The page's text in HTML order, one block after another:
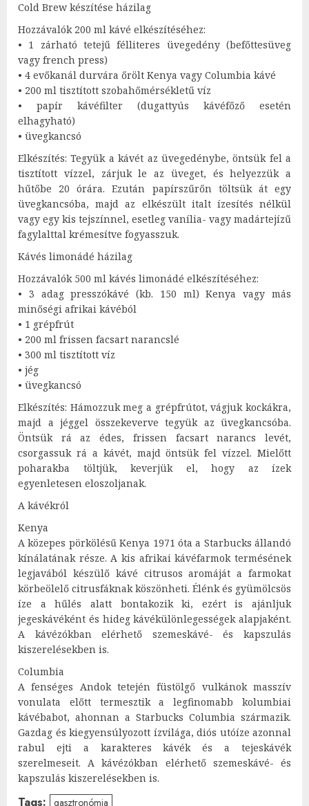
Cold Brew készítése házilag
Hozzávalók 200 ml kávé elkészítéséhez:
• 1 zárható tetejű félliteres üvegedény (befőttesüveg
vagy french press)
• 4 evőkanál durvára őrölt Kenya vagy Columbia kávé
• 200 ml tisztított szobahőmérsékletű víz
• papír kávéfilter (dugattyús kávéfőző esetén
elhagyható)
• üvegkancsó
Elkészítés: Tegyük a kávét az üvegedénybe, öntsük fel a
tisztított vízzel, zárjuk le az üveget, és helyezzük a
hűtőbe 20 órára. Ezután papírszűrőn töltsük át egy
üvegkancsóba, majd az elkészült italt ízesítés nélkül
vagy egy kis tejszínnel, esetleg vanília- vagy madártejízű
fagylalttal krémesítve fogyasszuk.
Kávés limonádé házilag
Hozzávalók 500 ml kávés limonádé elkészítéséhez:
• 3 adag presszókávé (kb. 150 ml) Kenya vagy más
minőségi afrikai kávéból
• 1 grépfrút
• 200 ml frissen facsart narancslé
• 300 ml tisztított víz
• jég
• üvegkancsó
Elkészítés: Hámozzuk meg a grépfrútot, vágjuk kockákra,
majd a jéggel összekeverve tegyük az üvegkancsóba.
Öntsük rá az édes, frissen facsart narancs levét,
csorgassuk rá a kávét, majd öntsük fel vízzel. Mielőtt
poharakba töltjük, keverjük el, hogy az ízek
egyenletesen eloszoljanak.
A kávékról
Kenya
A közepes pörkölésű Kenya 1971 óta a Starbucks állandó
kínálatának része. A kis afrikai kávéfarmok termésének
legjavából készülő kávé citrusos aromáját a farmokat
körbeölelő citrusfáknak köszönheti. Élénk és gyümölcsös
íze a hűlés alatt bontakozik ki, ezért is ajánljuk
jegeskávéként és hideg kávékülönlegességek alapjaként.
A kávézókban elérhető szemeskávé- és kapszulás
kiszerelésekben is.
Columbia
A fenséges Andok tetején füstölgő vulkánok masszív
vonulata előtt termesztik a legfinomabb kolumbiai
kávébabot, ahonnan a Starbucks Columbia származik.
Gazdag és kiegyensúlyozott ízvilága, diós utóíze azonnal
rabul ejti a karakteres kávék és a tejeskávék
szerelmeseit. A kávézókban elérhető szemeskávé- és
kapszulás kiszerelésekben is.
Tags: gasztronómia